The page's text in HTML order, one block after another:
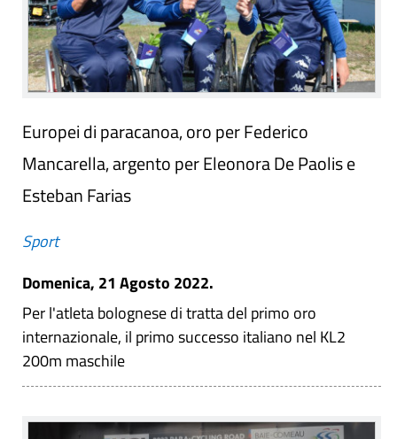
Europei di paracanoa, oro per Federico
Mancarella, argento per Eleonora De Paolis e
Esteban Farias
Sport
Domenica, 21 Agosto 2022.
Per l'atleta bolognese di tratta del primo oro
internazionale, il primo successo italiano nel KL2
200m maschile